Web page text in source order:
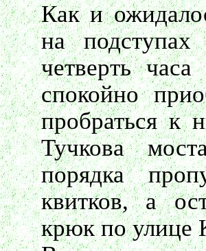
Как и
на
четверть
спокойно
пробраться к
Тучкова
порядка
квитков, а
крюк по улице